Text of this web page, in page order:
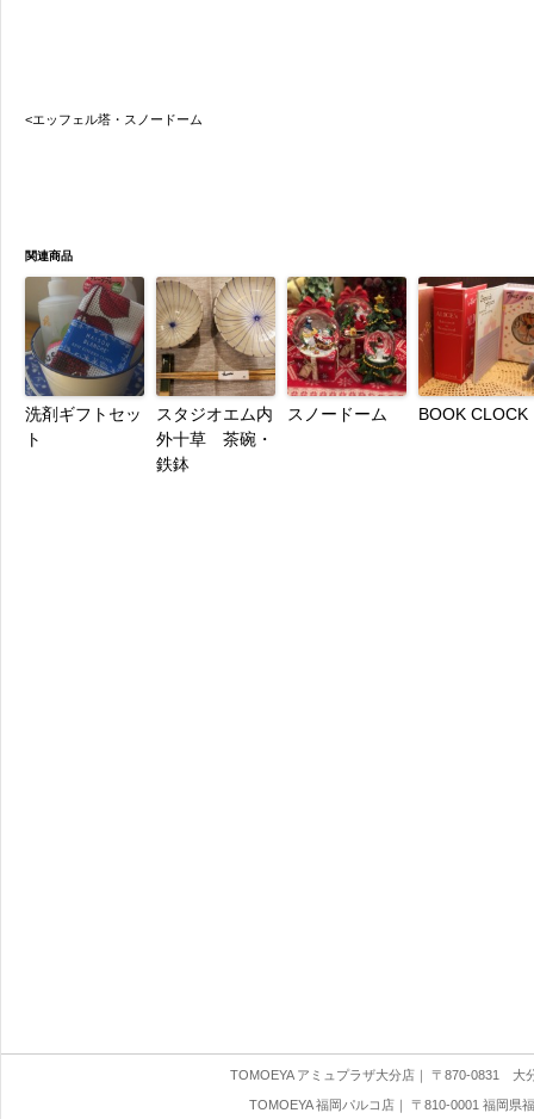
<エッフェル塔・スノードーム
関連商品
洗剤ギフトセッ
ト
スタジオエム内
外十草 茶碗・
鉄鉢
スノードーム BOOK CLOCK
TOMOEYA アミュプラザ大分店 ｜ 〒870-0831 大
TOMOEYA 福岡パルコ店｜ 〒810-0001 福岡県